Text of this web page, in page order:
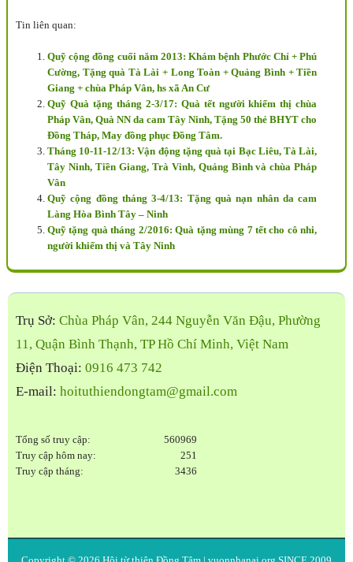
Tin liên quan:
Quỹ cộng đồng cuối năm 2013: Khám bệnh Phước Chỉ + Phú
Cường, Tặng quà Tà Lài + Long Toàn + Quảng Bình + Tiền
Giang + chùa Pháp Vân, hs xã An Cư
Quỹ Quà tặng tháng 2-3/17: Quà tết người khiếm thị chùa
Pháp Vân, Quà NN da cam Tây Ninh, Tặng 50 thẻ BHYT cho
Đồng Tháp, May đồng phục Đồng Tâm.
Tháng 10-11-12/13: Vận động tặng quà tại Bạc Liêu, Tà Lài,
Tây Ninh, Tiền Giang, Trà Vinh, Quảng Bình và chùa Pháp
Vân
Quỹ cộng đồng tháng 3-4/13: Tặng quà nạn nhân da cam
Làng Hòa Bình Tây – Ninh
Quỹ tặng quà tháng 2/2016: Quà tặng mùng 7 tết cho cô nhi,
người khiếm thị và Tây Ninh
Trụ Sở: Chùa Pháp Vân, 244 Nguyễn Văn Đậu, Phường
11, Quận Bình Thạnh, TP Hồ Chí Minh, Việt Nam
Điện Thoại: 0916 473 742
E-mail: hoituthiendongtam@gmail.com
560969
Tổng số truy cập:
251
Truy cập hôm nay:
3436
Truy cập tháng: